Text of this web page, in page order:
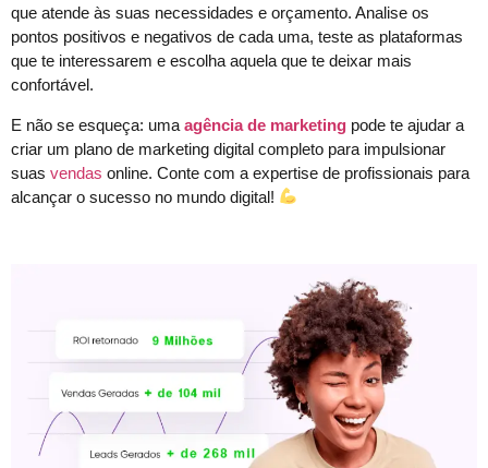
que atende às suas necessidades e orçamento. Analise os
pontos positivos e negativos de cada uma, teste as plataformas
que te interessarem e escolha aquela que te deixar mais
confortável.
E não se esqueça: uma agência de marketing pode te ajudar a
criar um plano de marketing digital completo para impulsionar
suas vendas online. Conte com a expertise de profissionais para
alcançar o sucesso no mundo digital!